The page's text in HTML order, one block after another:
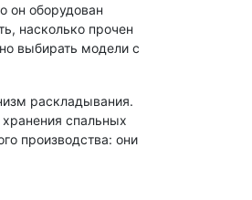
он оборудован
насколько прочен
выбирать модели с
раскладывания.
спальных
производства: они